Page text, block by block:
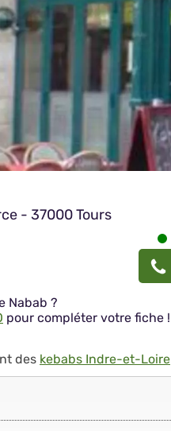
- 37000 Tours
Nabab ?
pour compléter votre fiche !
des kebabs Indre-et-Loire